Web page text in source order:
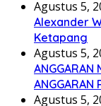
Agustus 5,
Alexander
Ketapang
Agustus 5,
ANGGARAN
ANGGARAN
Agustus 5,